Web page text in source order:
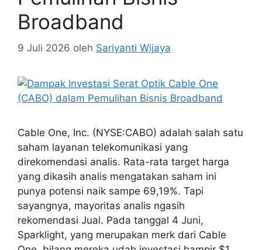
Broadband
9 Juli 2026 oleh Sariyanti Wijaya
Cable One, Inc. (NYSE:CABO) adalah salah satu
saham layanan telekomunikasi yang
direkomendasi analis. Rata-rata target harga
yang dikasih analis mengatakan saham ini
punya potensi naik sampe 69,19%. Tapi
sayangnya, mayoritas analis ngasih
rekomendasi Jual. Pada tanggal 4 Juni,
Sparklight, yang merupakan merk dari Cable